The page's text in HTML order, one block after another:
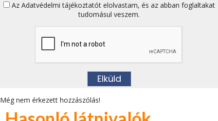
Az Adatvédelmi tájékoztatótelolvastam, és az abban foglaltakat
tudomásul veszem.
Még nem érkezett hozzászólás!